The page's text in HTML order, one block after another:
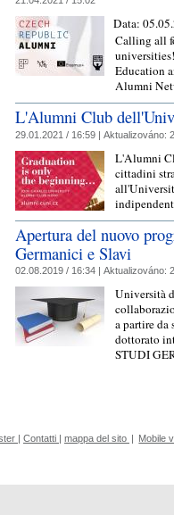
Data:
Calling all
Education
Alumni
L'Alumni Club
29.01.2021 / 16:59 | Aktualizováno:
L'Alumni
cittadini
Apertura del nuovo
Germanici e Slavi
02.08.2019 / 16:34 | Aktualizováno:
Università
a partire da
dottorato
STUDI
| Contatti | mappa del sito | Mobile